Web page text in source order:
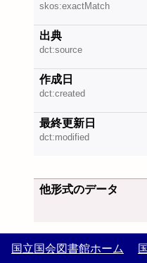
skos:exactMatch
出典
dct:source
作成日
dct:created
最終更新日
dct:modified
他形式のデータ
国立国会図書館ホーム